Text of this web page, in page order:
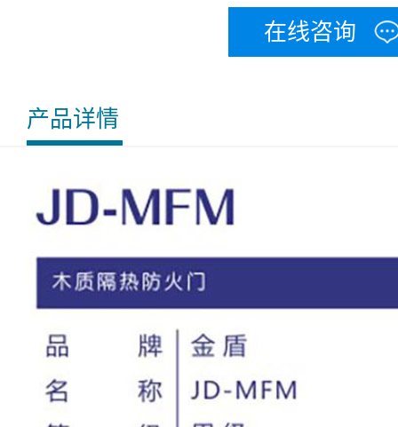
在线咨询
产品详情